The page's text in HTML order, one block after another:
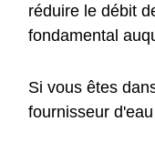
réduire le débit
fondamental
Si vous êtes
fournisseur